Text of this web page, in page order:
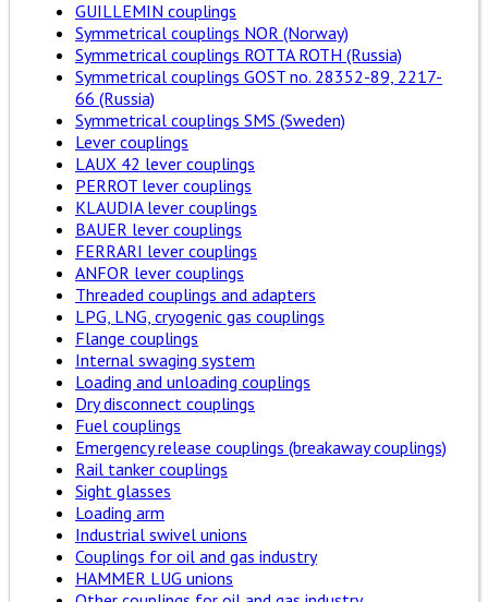
GUILLEMIN couplings
Symmetrical couplings NOR (Norway)
Symmetrical couplings ROTTA ROTH (Russia)
Symmetrical couplings GOST no. 28352-89, 2217-
66 (Russia)
Symmetrical couplings SMS (Sweden)
Lever couplings
LAUX 42 lever couplings
PERROT lever couplings
KLAUDIA lever couplings
BAUER lever couplings
FERRARI lever couplings
ANFOR lever couplings
Threaded couplings and adapters
LPG, LNG, cryogenic gas couplings
Flange couplings
Internal swaging system
Loading and unloading couplings
Dry disconnect couplings
Fuel couplings
Emergency release couplings (breakaway couplings)
Rail tanker couplings
Sight glasses
Loading arm
Industrial swivel unions
Couplings for oil and gas industry
HAMMER LUG unions